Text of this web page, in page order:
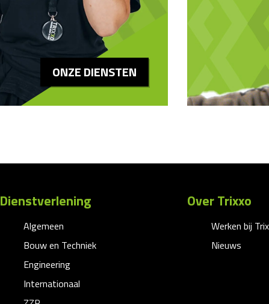
ONZE DIENSTEN
Dienstverlening
Algemeen
Bouw en Techniek
Engineering
Internationaal
Over Trixxo
Werken bij
Nieuws